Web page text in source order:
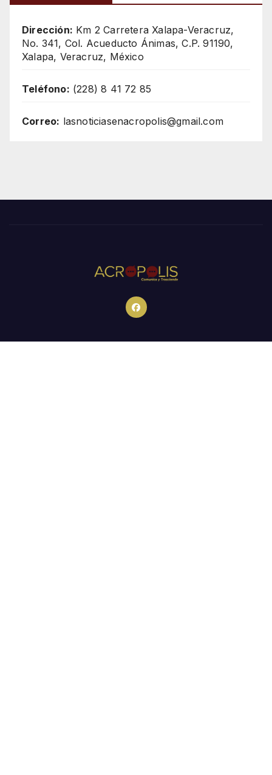
Dirección: Km 2 Carretera Xalapa-Veracruz,
No. 341, Col. Acueducto Ánimas, C.P. 91190,
Xalapa, Veracruz, México
Teléfono: (228) 8 41 72 85
Correo: lasnoticiasenacropolis@gmail.com